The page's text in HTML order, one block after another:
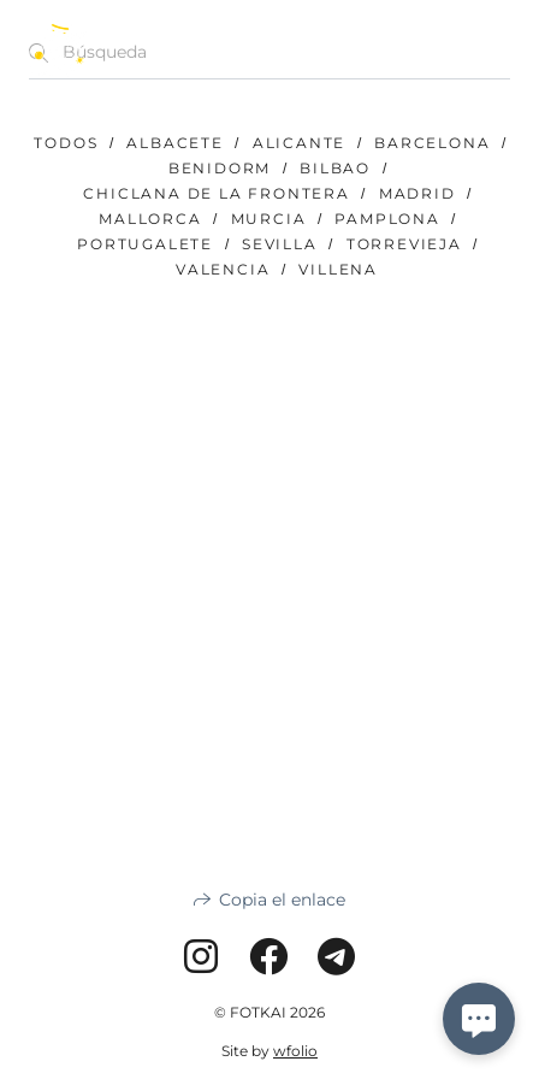
TODOS ALBACETE ALICANTE
BARCELONA
BENIDORM
BILBAO
CHICLANA DE LA FRONTERA
MADRID
MALLORCA
MURCIA
PAMPLONA
PORTUGALETE
SEVILLA
TORREVIEJA
VALENCIA
VILLENA
Copia el enlace
© FOTKAI 2026
Site by wfolio